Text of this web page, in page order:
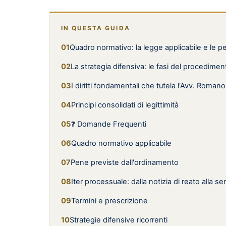
IN QUESTA GUIDA
Quadro normativo: la legge applicabile e le
La strategia difensiva: le fasi del
I diritti fondamentali che tutela l'Avv. Romano
Principi consolidati di legittimità
❓ Domande Frequenti
Quadro normativo applicabile
Pene previste dall'ordinamento
Iter processuale: dalla notizia di reato alla
Termini e prescrizione
Strategie difensive ricorrenti